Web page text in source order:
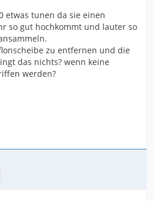
etwas tunen da sie einen
so gut hochkommt und lauter so
zu entfernen und die
das nichts? wenn keine
werden?